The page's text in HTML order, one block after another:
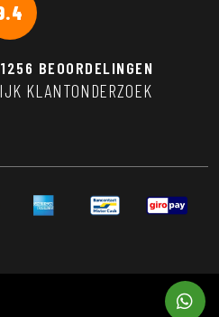
1256 BEOORDELINGEN
KLANTONDERZOEK